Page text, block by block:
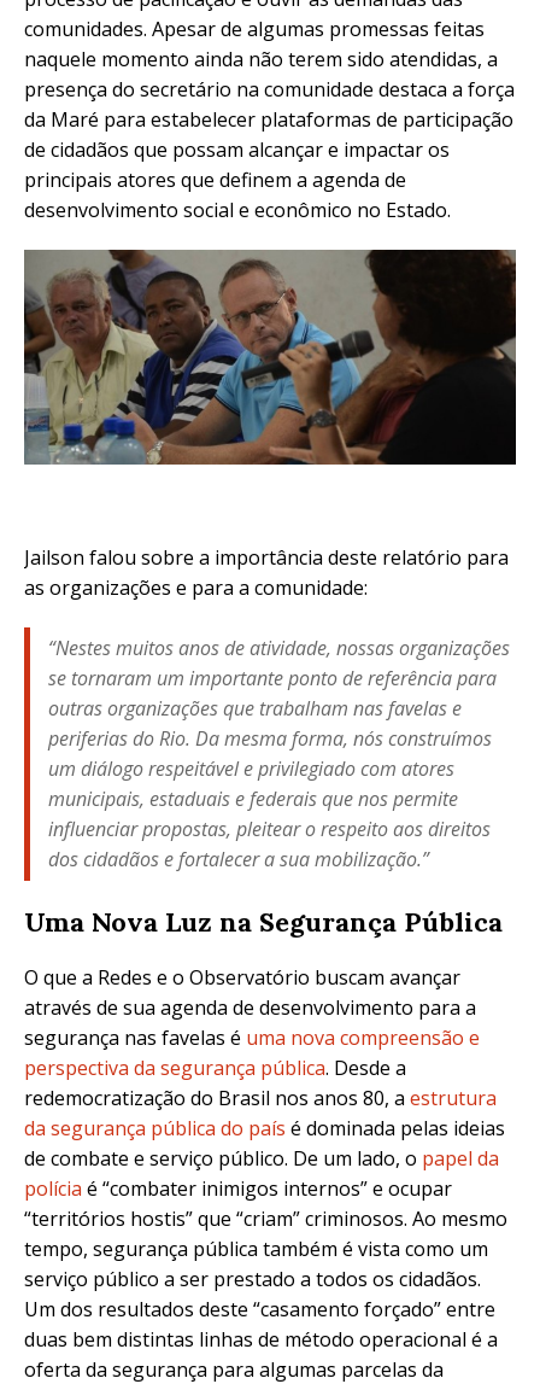
comunidades. Apesar de algumas promessas feitas
naquele momento ainda não terem sido atendidas, a
presença do secretário na comunidade destaca a força
da Maré para estabelecer plataformas de participação
de cidadãos que possam alcançar e impactar os
principais atores que definem a agenda de
desenvolvimento social e econômico no Estado.
Jailson falou sobre a importância deste relatório para
as organizações e para a comunidade:
“Nestes muitos anos de atividade, nossas organizações
se tornaram um importante ponto de referência para
outras organizações que trabalham nas favelas e
periferias do Rio. Da mesma forma, nós construímos
um diálogo respeitável e privilegiado com atores
municipais, estaduais e federais que nos permite
influenciar propostas, pleitear o respeito aos direitos
dos cidadãos e fortalecer a sua mobilização.”
Uma Nova Luz na Segurança Pública
O que a Redes e o Observatório buscam avançar
através de sua agenda de desenvolvimento para a
segurança nas favelas é uma nova compreensão e
perspectiva da segurança pública. Desde a
redemocratização do Brasil nos anos 80, a estrutura
da segurança pública do país é dominada pelas ideias
de combate e serviço público. De um lado, o papel da
polícia é “combater inimigos internos” e ocupar
“territórios hostis” que “criam” criminosos. Ao mesmo
tempo, segurança pública também é vista como um
serviço público a ser prestado a todos os cidadãos.
Um dos resultados deste “casamento forçado” entre
duas bem distintas linhas de método operacional é a
oferta da segurança para algumas parcelas da